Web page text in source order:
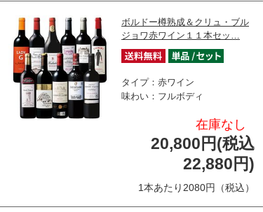
ボルドー樽熟成＆クリュ・ブル
ジョワ赤ワイン１１本セッ…
タイプ：赤ワイン
味わい：フルボディ
在庫なし
20,800円(税込
22,880円)
1本あたり2080円（税込）